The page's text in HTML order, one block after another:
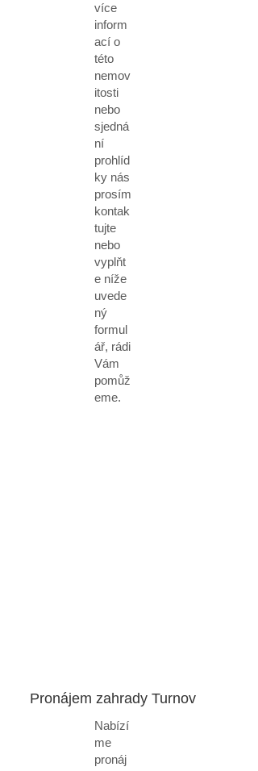
více
inform
ací o
této
nemov
itosti
nebo
sjedná
ní
prohlíd
ky nás
prosím
kontak
tujte
nebo
vyplňt
e níže
uvede
ný
formul
ář, rádi
Vám
pomůž
eme.
Pronájem zahrady Turnov
Nabízí
me
pronáj